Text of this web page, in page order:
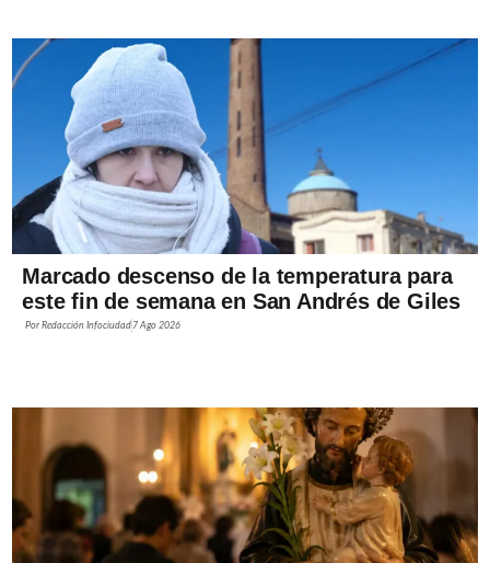
Marcado descenso de la temperatura para
este fin de semana en San Andrés de Giles
PorRedacción Infociudad 7 Ago 2026